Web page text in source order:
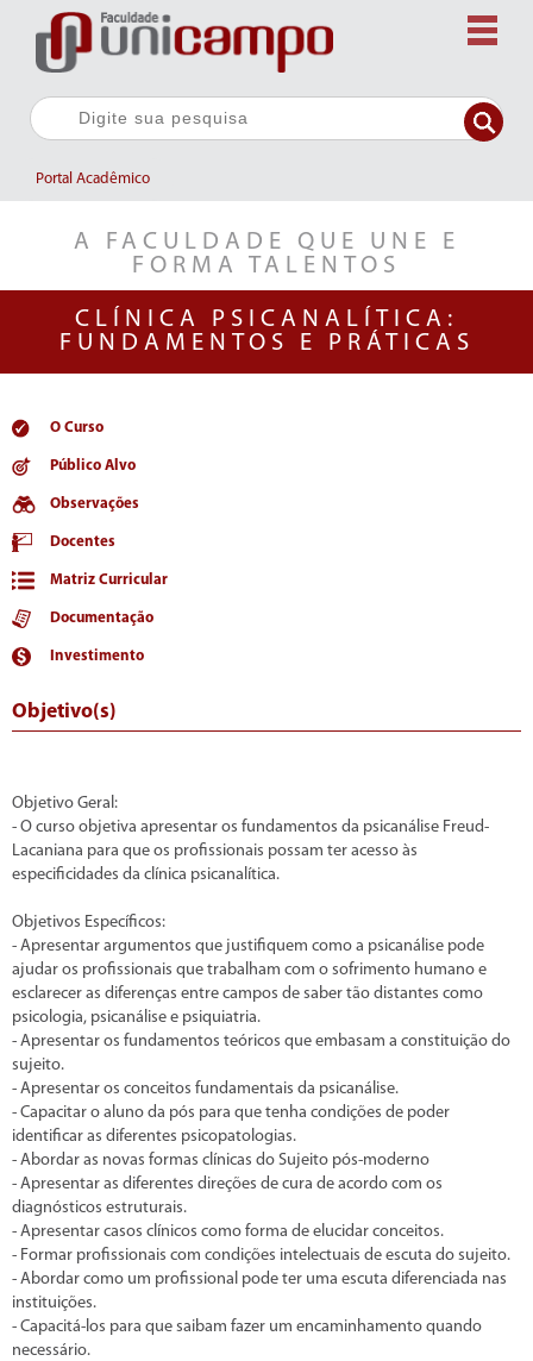
Portal Acadêmico
A FACULDADE QUE UNE E
FORMA TALENTOS
CLÍNICA PSICANALÍTICA:
FUNDAMENTOS E PRÁTICAS
O Curso
Público Alvo
Observações
Docentes
Matriz Curricular
Documentação
Investimento
Objetivo(s)
Objetivo Geral:
- O curso objetiva apresentar os fundamentos da psicanálise Freud-
Lacaniana para que os profissionais possam ter acesso às
especificidades da clínica psicanalítica.
Objetivos Específicos:
- Apresentar argumentos que justifiquem como a psicanálise pode
ajudar os profissionais que trabalham com o sofrimento humano e
esclarecer as diferenças entre campos de saber tão distantes como
psicologia, psicanálise e psiquiatria.
- Apresentar os fundamentos teóricos que embasam a constituição do
sujeito.
- Apresentar os conceitos fundamentais da psicanálise.
- Capacitar o aluno da pós para que tenha condições de poder
identificar as diferentes psicopatologias.
- Abordar as novas formas clínicas do Sujeito pós-moderno
- Apresentar as diferentes direções de cura de acordo com os
diagnósticos estruturais.
- Apresentar casos clínicos como forma de elucidar conceitos.
- Formar profissionais com condições intelectuais de escuta do sujeito.
- Abordar como um profissional pode ter uma escuta diferenciada nas
instituições.
- Capacitá-los para que saibam fazer um encaminhamento quando
necessário.